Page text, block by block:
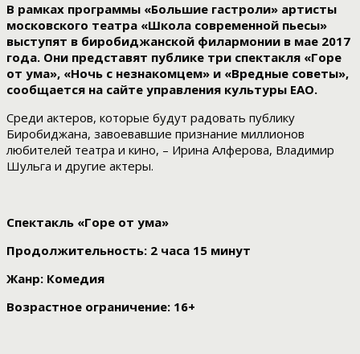
В рамках программы «Большие гастроли» артисты
московского театра «Школа современной пьесы»
выступят в биробиджанской филармонии в мае 2017
года. Они представят публике три спектакля «Горе
от ума», «Ночь с незнакомцем» и «Вредные советы»,
сообщается на сайте управления культуры ЕАО.
Среди актеров, которые будут радовать публику
Биробиджана, завоевавшие признание миллионов
любителей театра и кино, – Ирина Алферова, Владимир
Шульга и другие актеры.
Спектакль «Горе от ума»
Продолжительность: 2 часа 15 минут
Жанр: Комедия
Возрастное ограничение: 16+